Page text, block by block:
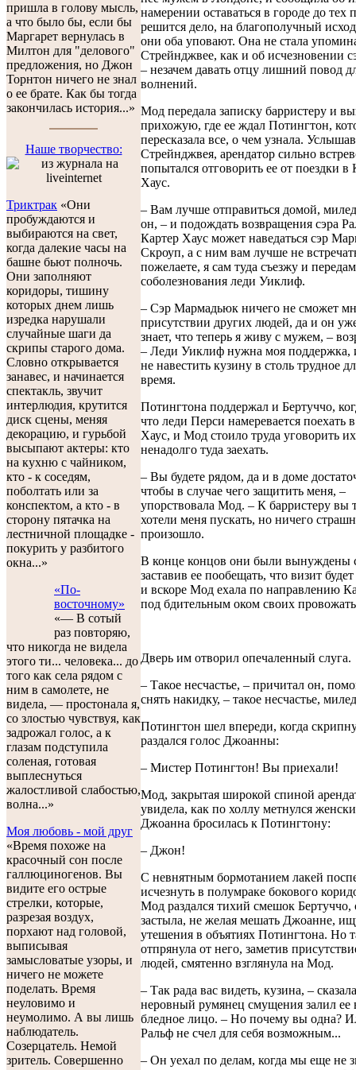
пришла в голову мысль,
а что было бы, если бы
Маргарет вернулась в
Милтон для "делового"
предложения, но Джон
Торнтон ничего не знал
о ее брате. Как бы тогда
закончилась история...»
Наше творчество:
Триктрак «Они
пробуждаются и
выбираются на свет,
когда далекие часы на
башне бьют полночь.
Они заполняют
коридоры, тишину
которых днем лишь
изредка нарушали
случайные шаги да
скрипы старого дома.
Словно открывается
занавес, и начинается
спектакль, звучит
интерлюдия, крутится
диск сцены, меняя
декорацию, и гурьбой
высыпают актеры: кто
на кухню с чайником,
кто - к соседям,
поболтать или за
конспектом, а кто - в
сторону пятачка на
лестничной площадке -
покурить у разбитого
окна...»
«По-
восточному»
«— В сотый
раз повторяю,
что никогда не видела
этого ти... человека... до
того как села рядом с
ним в самолете, не
видела, — простонала я,
со злостью чувствуя, как
задрожал голос, а к
глазам подступила
соленая, готовая
выплеснуться
жалостливой слабостью,
волна...»
Моя любовь - мой друг
«Время похоже на
красочный сон после
галлюциногенов. Вы
видите его острые
стрелки, которые,
разрезая воздух,
порхают над головой,
выписывая
замысловатые узоры, и
ничего не можете
поделать. Время
неуловимо и
неумолимо. А вы лишь
наблюдатель.
Созерцатель. Немой
зритель. Совершенно
намерении оставаться в городе до тех
решится дело, на благополучный
они оба уповают. Она не стала
Стрейнджвее, как и об исчезновении
– незачем давать отцу лишний повод
волнений.
Мод передала записку барристеру и
прихожую, где ее ждал Потингтон,
пересказала все, о чем узнала.
Стрейнджвея, арендатор сильно
попытался отговорить ее от поездки в
Хаус.
– Вам лучше отправиться домой,
он, – и подождать возвращения сэра
Картер Хаус может наведаться сэр
Скроуп, а с ним вам лучше не
пожелаете, я сам туда съезжу и
соболезнования леди Уиклиф.
– Сэр Мармадьюк ничего не сможет
присутствии других людей, да и он
знает, что теперь я живу с мужем, –
– Леди Уиклиф нужна моя поддержка,
не навестить кузину в столь трудное
время.
Потингтона поддержал и Бертуччо,
что леди Перси намеревается поехать
Хаус, и Мод стоило труда уговорить
ненадолго туда заехать.
– Вы будете рядом, да и в доме
чтобы в случае чего защитить меня, –
упорствовала Мод. – К барристеру вы
хотели меня пускать, но ничего
произошло.
В конце концов они были вынуждены
заставив ее пообещать, что визит
и вскоре Мод ехала по направлению
под бдительным оком своих
Дверь им отворил опечаленный слуга.
– Такое несчастье, – причитал он,
снять накидку, – такое несчастье,
Потингтон шел впереди, когда
раздался голос Джоанны:
– Мистер Потингтон! Вы приехали!
Мод, закрытая широкой спиной
увидела, как по холлу метнулся
Джоанна бросилась к Потингтону:
– Джон!
С невнятным бормотанием лакей
исчезнуть в полумраке бокового
Мод раздался тихий смешок Бертуччо,
застыла, не желая мешать Джоанне,
утешения в объятиях Потингтона. Но
отпрянула от него, заметив
людей, смятенно взглянула на Мод.
– Так рада вас видеть, кузина, –
неровный румянец смущения залил ее
бледное лицо. – Но почему вы одна?
Ральф не счел для себя возможным...
– Он уехал по делам, когда мы еще не